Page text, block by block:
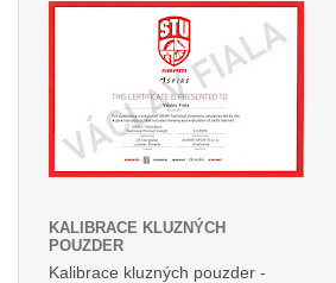
KALIBRACE KLUZNÝCH
POUZDER
Kalibrace kluzných pouzder -